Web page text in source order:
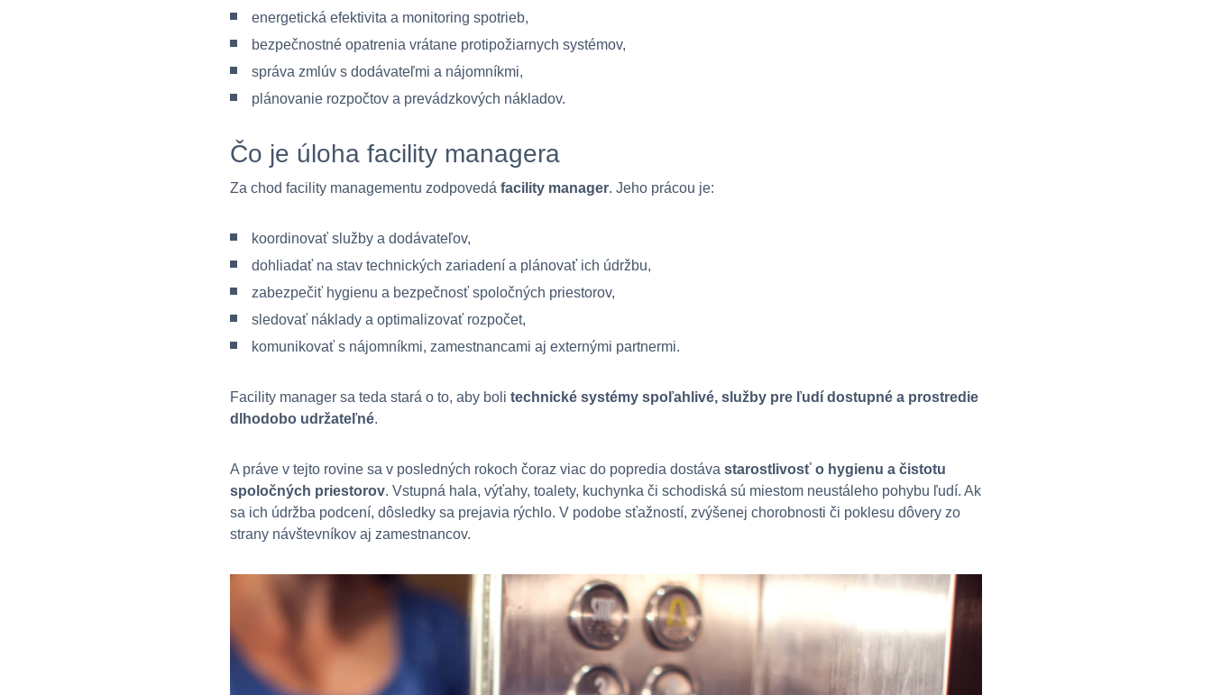
energetická efektivita a monitoring spotrieb,
bezpečnostné opatrenia vrátane protipožiarnych systémov,
správa zmlúv s dodávateľmi a nájomníkmi,
plánovanie rozpočtov a prevádzkových nákladov.
Čo je úloha facility managera
Za chod facility managementu zodpovedá facility manager. Jeho prácou je:
koordinovať služby a dodávateľov,
dohliadať na stav technických zariadení a plánovať ich údržbu,
zabezpečiť hygienu a bezpečnosť spoločných priestorov,
sledovať náklady a optimalizovať rozpočet,
komunikovať s nájomníkmi, zamestnancami aj externými partnermi.
Facility manager sa teda stará o to, aby boli technické systémy spoľahlivé, služby pre ľudí dostupné a prostredie
dlhodobo udržateľné.
A práve v tejto rovine sa v posledných rokoch čoraz viac do popredia dostáva starostlivosť o hygienu a čistotu
spoločných priestorov. Vstupná hala, výťahy, toalety, kuchynka či schodiská sú miestom neustáleho pohybu ľudí. Ak
sa ich údržba podcení, dôsledky sa prejavia rýchlo. V podobe sťažností, zvýšenej chorobnosti či poklesu dôvery zo
strany návštevníkov aj zamestnancov.